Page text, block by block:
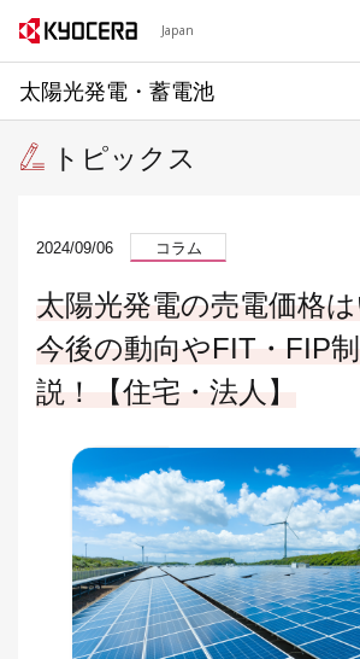
Japan
太陽光発電・蓄電池
トピックス
2024/09/06 コラム
太陽光発電の売電価格
今後の動向やFIT・FIP
説！【住宅・法人】